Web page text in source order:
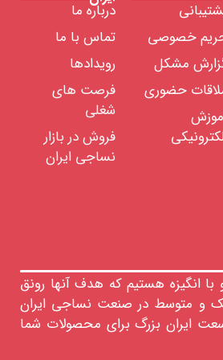
خصوصی
مشکل
حضوری
درباره ما
تماس با ما
رویدادها
فرصت های
شغلی
فروش در بازار
نساجی ایران
با انگیزه هستیم که هدف آنها رونق
و متوسط در صنعت نساجی ایران
ایران بزرگ برای محصولات شما